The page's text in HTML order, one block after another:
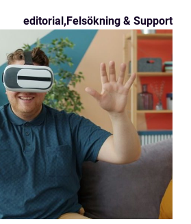
editorial,Felsökning & Support